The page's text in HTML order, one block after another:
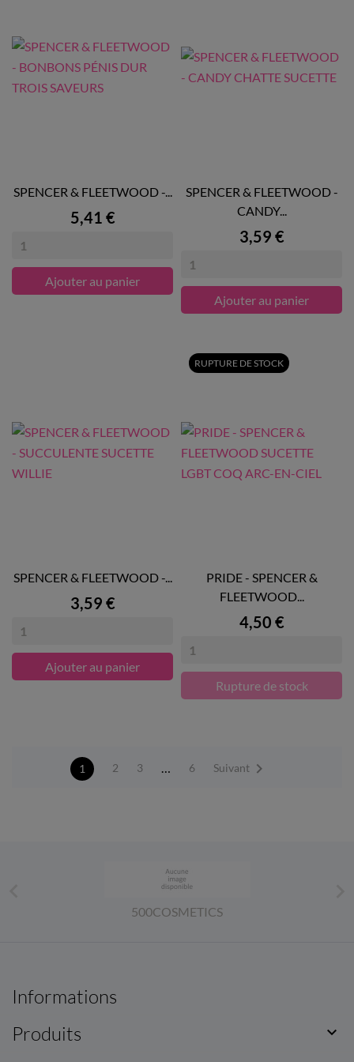
SPENCER & FLEETWOOD -...
Prix
5,41 €
Ajouter au panier
SPENCER & FLEETWOOD -
CANDY...
Prix
3,59 €
Ajouter au panier
SPENCER & FLEETWOOD -...
Prix
3,59 €
Ajouter au panier
PRIDE - SPENCER &
FLEETWOOD...
Prix
4,50 €
Rupture de stock
RUPTURE DE STOCK
1 2 3 … 6 Suivant
500COSMETICS
Informations
Produits
